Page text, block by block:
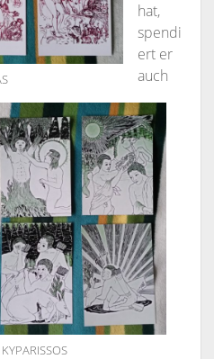
KYPARISSOS
hat,
spendi
ert er
auch